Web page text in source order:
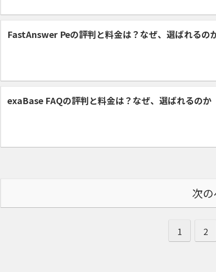
FastAnswer Peの評判と料金は？なぜ、選ばれるの
exaBase FAQの評判と料金は？なぜ、選ばれるのか
次
1 2